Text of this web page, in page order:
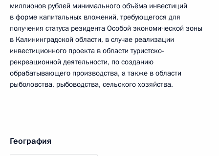
миллионов рублей минимального объёма инвестиций
в форме капитальных вложений, требующегося для
получения статуса резидента Особой экономической зоны
в Калининградской области, в случае реализации
инвестиционного проекта в области туристско-
рекреационной деятельности, по созданию
обрабатывающего производства, а также в области
рыболовства, рыбоводства, сельского хозяйства.
География